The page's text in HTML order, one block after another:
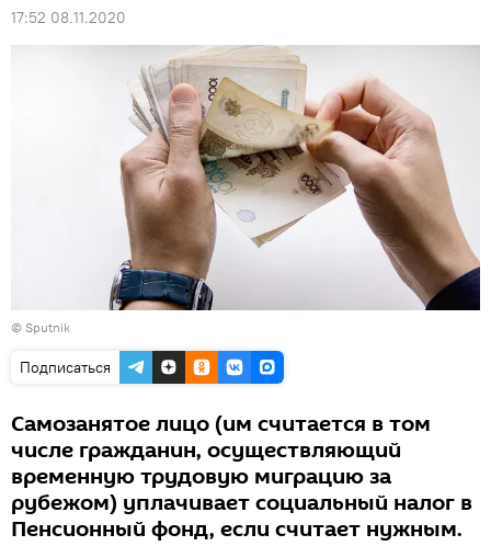
17:52 08.11.2020
© Sputnik
Подписаться
Самозанятое лицо (им считается в том
числе гражданин, осуществляющий
временную трудовую миграцию за
рубежом) уплачивает социальный налог в
Пенсионный фонд, если считает нужным.